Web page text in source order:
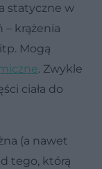
statyczne w
krążenia
Mogą
. Zwykle
ciała do
(a nawet
tego, którą